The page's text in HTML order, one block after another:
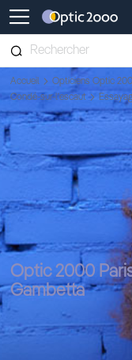
Retour vers la page
Accueil Opticiens Optic
Condé-sur-l'escaut
Optic 2000
Gambetta